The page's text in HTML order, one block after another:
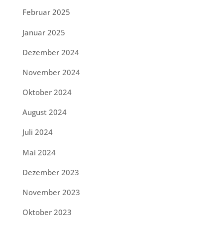
Februar 2025
Januar 2025
Dezember 2024
November 2024
Oktober 2024
August 2024
Juli 2024
Mai 2024
Dezember 2023
November 2023
Oktober 2023